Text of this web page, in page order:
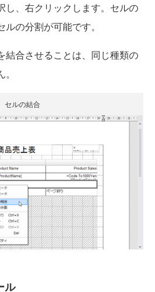
し、右クリックします。セルの
の分割が可能です。
合させることは、同じ種類の
セルの結合
ル